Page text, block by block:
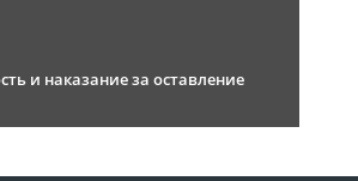
и наказание за оставление